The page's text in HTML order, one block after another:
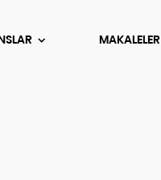
MAKALELER